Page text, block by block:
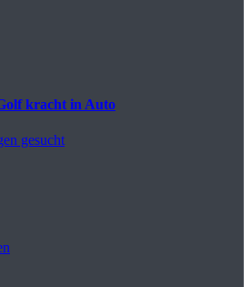
kracht in Auto
gesucht